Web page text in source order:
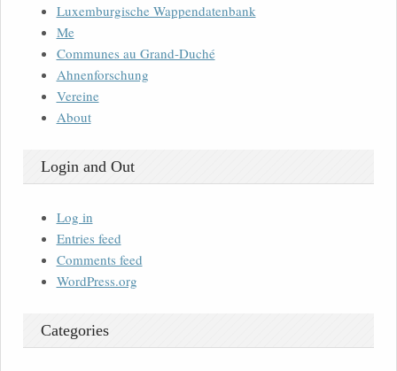
Luxemburgische Wappendatenbank
Me
Communes au Grand-Duché
Ahnenforschung
Vereine
About
Login and Out
Log in
Entries feed
Comments feed
WordPress.org
Categories